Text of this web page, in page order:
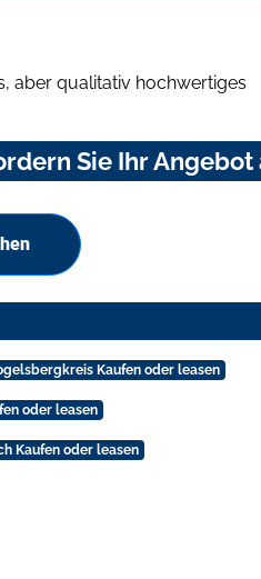
aber qualitativ hochwertiges
Sie Ihr Angebot
Kaufen oder leasen
oder leasen
Kaufen oder leasen